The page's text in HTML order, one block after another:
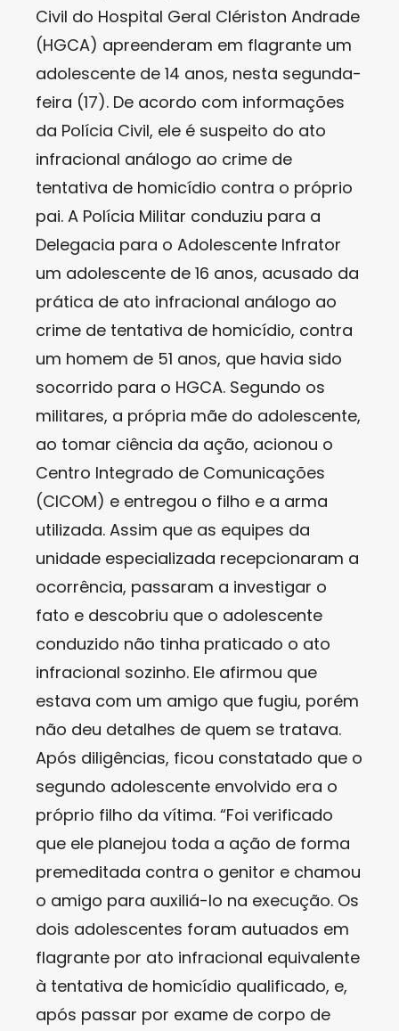
Civil do Hospital Geral Clériston Andrade
(HGCA) apreenderam em flagrante um
adolescente de 14 anos, nesta segunda-
feira (17). De acordo com informações
da Polícia Civil, ele é suspeito do ato
infracional análogo ao crime de
tentativa de homicídio contra o próprio
pai. A Polícia Militar conduziu para a
Delegacia para o Adolescente Infrator
um adolescente de 16 anos, acusado da
prática de ato infracional análogo ao
crime de tentativa de homicídio, contra
um homem de 51 anos, que havia sido
socorrido para o HGCA. Segundo os
militares, a própria mãe do adolescente,
ao tomar ciência da ação, acionou o
Centro Integrado de Comunicações
(CICOM) e entregou o filho e a arma
utilizada. Assim que as equipes da
unidade especializada recepcionaram a
ocorrência, passaram a investigar o
fato e descobriu que o adolescente
conduzido não tinha praticado o ato
infracional sozinho. Ele afirmou que
estava com um amigo que fugiu, porém
não deu detalhes de quem se tratava.
Após diligências, ficou constatado que o
segundo adolescente envolvido era o
próprio filho da vítima. “Foi verificado
que ele planejou toda a ação de forma
premeditada contra o genitor e chamou
o amigo para auxiliá-lo na execução. Os
dois adolescentes foram autuados em
flagrante por ato infracional equivalente
à tentativa de homicídio qualificado, e,
após passar por exame de corpo de